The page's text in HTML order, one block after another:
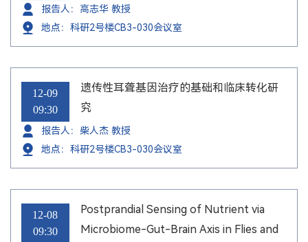
报告人：高志华 教授
地点：科研2号楼CB3-030会议室
12-09
09:30
遗传性耳聋基因治疗的基础和临床转化研
究
报告人：柴人杰 教授
地点：科研2号楼CB3-030会议室
12-08
09:30
Postprandial Sensing of Nutrient via
Microbiome-Gut-Brain Axis in Flies and